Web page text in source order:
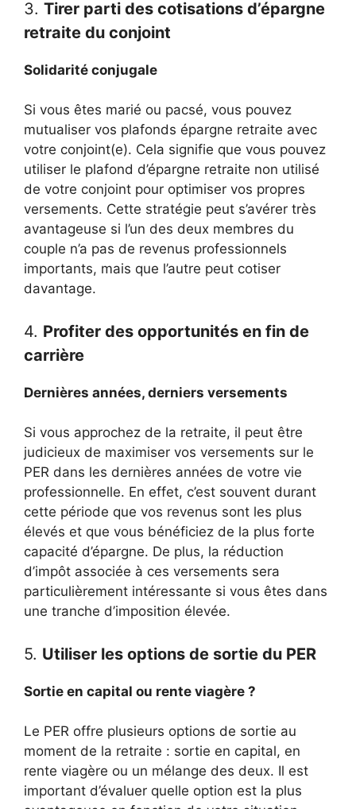
3. Tirer parti des cotisations d’épargne
retraite du conjoint
Solidarité conjugale
Si vous êtes marié ou pacsé, vous pouvez
mutualiser vos plafonds épargne retraite avec
votre conjoint(e). Cela signifie que vous pouvez
utiliser le plafond d’épargne retraite non utilisé
de votre conjoint pour optimiser vos propres
versements. Cette stratégie peut s’avérer très
avantageuse si l’un des deux membres du
couple n’a pas de revenus professionnels
importants, mais que l’autre peut cotiser
davantage.
4. Profiter des opportunités en fin de
carrière
Dernières années, derniers versements
Si vous approchez de la retraite, il peut être
judicieux de maximiser vos versements sur le
PER dans les dernières années de votre vie
professionnelle. En effet, c’est souvent durant
cette période que vos revenus sont les plus
élevés et que vous bénéficiez de la plus forte
capacité d’épargne. De plus, la réduction
d’impôt associée à ces versements sera
particulièrement intéressante si vous êtes dans
une tranche d’imposition élevée.
5. Utiliser les options de sortie du PER
Sortie en capital ou rente viagère ?
Le PER offre plusieurs options de sortie au
moment de la retraite : sortie en capital, en
rente viagère ou un mélange des deux. Il est
important d’évaluer quelle option est la plus